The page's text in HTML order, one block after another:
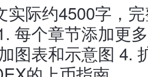
实际约4500字，
每个章节添加更
图表和示意图 4.